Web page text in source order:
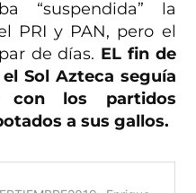
“suspendida” la
PRI y PAN, pero el
de días. EL fin de
Sol Azteca seguía
los partidos
a sus gallos.